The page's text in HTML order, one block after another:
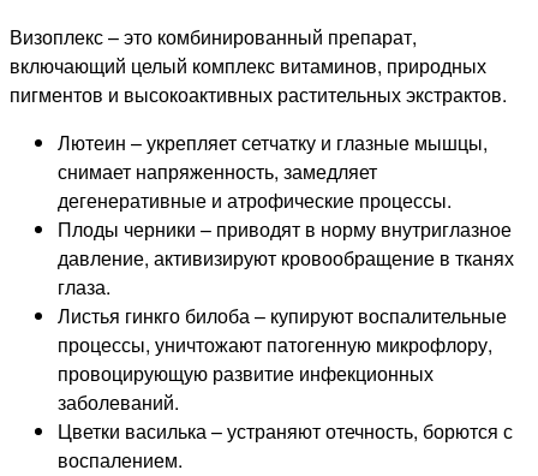
Визоплекс – это комбинированный препарат,
включающий целый комплекс витаминов, природных
пигментов и высокоактивных растительных экстрактов.
Лютеин – укрепляет сетчатку и глазные мышцы,
снимает напряженность, замедляет
дегенеративные и атрофические процессы.
Плоды черники – приводят в норму внутриглазное
давление, активизируют кровообращение в тканях
глаза.
Листья гинкго билоба – купируют воспалительные
процессы, уничтожают патогенную микрофлору,
провоцирующую развитие инфекционных
заболеваний.
Цветки василька – устраняют отечность, борются с
воспалением.